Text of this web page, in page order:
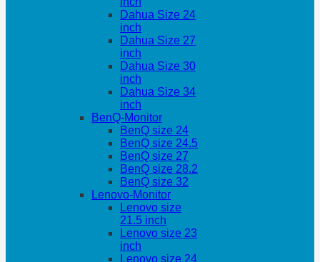
Dahua Size 24
inch
Dahua Size 27
inch
Dahua Size 30
inch
Dahua Size 34
inch
BenQ-Monitor
BenQ size 24
BenQ size 24.5
BenQ size 27
BenQ size 28.2
BenQ size 32
Lenovo-Monitor
Lenovo size
21.5 inch
Lenovo size 23
inch
Lenovo size 24